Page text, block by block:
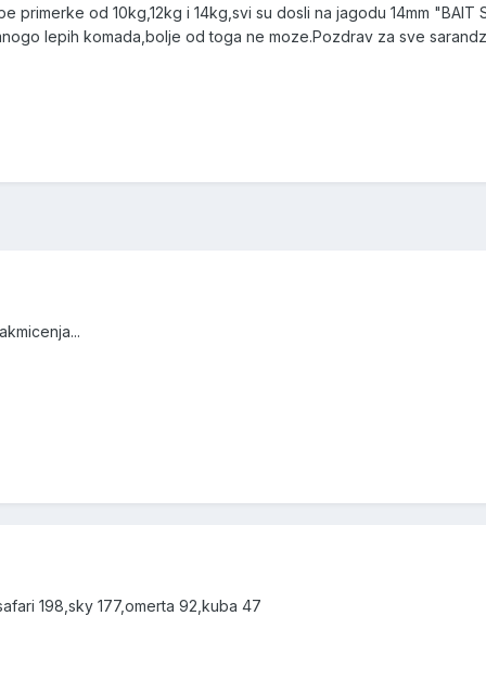
od 10kg,12kg i 14kg,svi su dosli na jagodu 14mm "BAIT
lepih komada,bolje od toga ne moze.Pozdrav za sve
198,sky 177,omerta 92,kuba 47